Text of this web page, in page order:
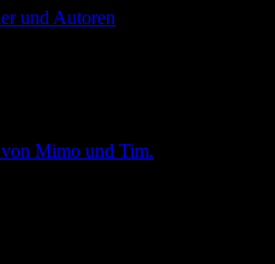
und Autoren
Mimo und Tim.